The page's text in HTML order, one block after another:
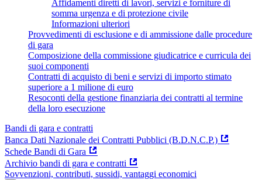
Affidamenti diretti di lavori, servizi e forniture di
somma urgenza e di protezione civile
Informazioni ulteriori
Provvedimenti di esclusione e di ammissione dalle procedure
di gara
Composizione della commissione giudicatrice e curricula dei
suoi componenti
Contratti di acquisto di beni e servizi di importo stimato
superiore a 1 milione di euro
Resoconti della gestione finanziaria dei contratti al termine
della loro esecuzione
Bandi di gara e contratti
Banca Dati Nazionale dei Contratti Pubblici (B.D.N.C.P.)
Schede Bandi di Gara
Archivio bandi di gara e contratti
Sovvenzioni, contributi, sussidi, vantaggi economici